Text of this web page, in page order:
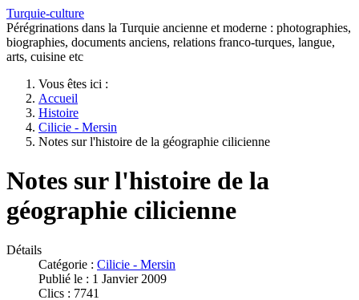
Turquie-culture
Pérégrinations dans la Turquie ancienne et moderne : photographies,
biographies, documents anciens, relations franco-turques, langue,
arts, cuisine etc
Vous êtes ici :
Accueil
Histoire
Cilicie - Mersin
Notes sur l'histoire de la géographie cilicienne
Notes sur l'histoire de la
géographie cilicienne
Détails
Catégorie : Cilicie - Mersin
Publié le : 1 Janvier 2009
Clics : 7741